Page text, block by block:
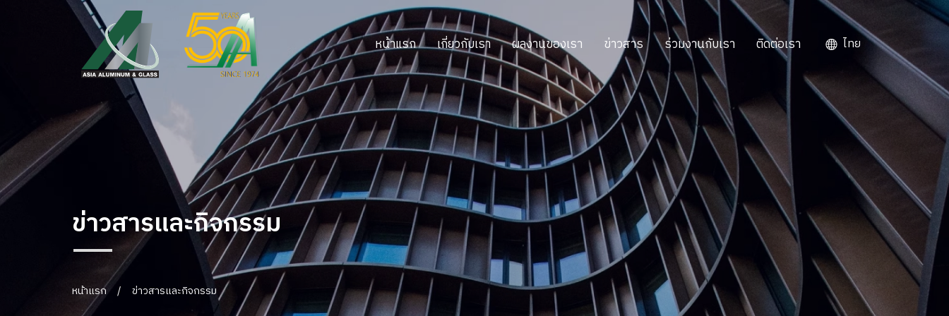
หน้าแรก เกี่ยวกับเรา ผลงานของเรา ข่าวสาร ร่วมงานกับเรา ติดต่อเรา ไทย
ข่าวสารและกิจกรรม
หน้าแรก / ข่าวสารและกิจกรรม